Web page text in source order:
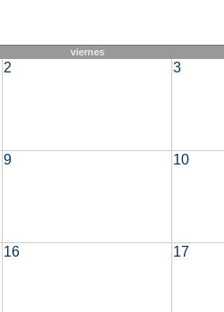
viernes
2 3
9 10
16 17